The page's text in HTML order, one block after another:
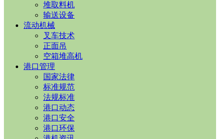
堆取料机
输送设备
流动机械
叉车技术
正面吊
空箱堆高机
港口管理
国家法律
标准规范
法规标准
港口动态
港口安全
港口环保